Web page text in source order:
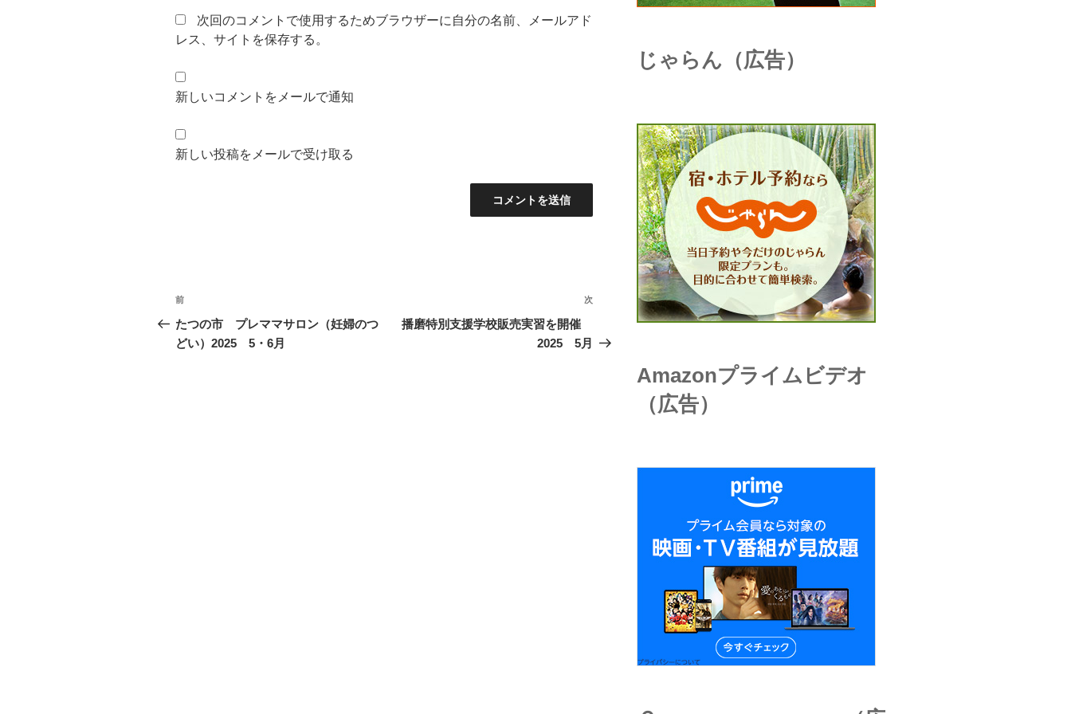
次回のコメントで使用するためブラウザーに自分の名前、メールアド
レス、サイトを保存する。
新しいコメントをメールで通知
新しい投稿をメールで受け取る
投
稿
ナ
前
の
投
前
たつの市 プレママサロン（妊婦のつ
どい）2025 5・6月
次
投
次
播磨特別支援学校販売実習を開催
2025 5月
じゃらん（広告）
Amazonプライムビデオ
（広告）